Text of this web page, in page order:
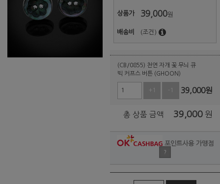
상품가 39,000원
배송비 (조건)
(CB/0855) 천연 자개 꽃 무늬 큐
빅 커프스 버튼 (GHOON)
+1 -1 39,000원
총 상품 금액 39,000 원
포인트사용 가맹점
?